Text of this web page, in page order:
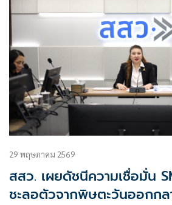
29 พฤษภาคม 2569
สสว. เผยดัชนีความเชื่อมั่น
ชะลอตัวจากพิษตะวันออกก